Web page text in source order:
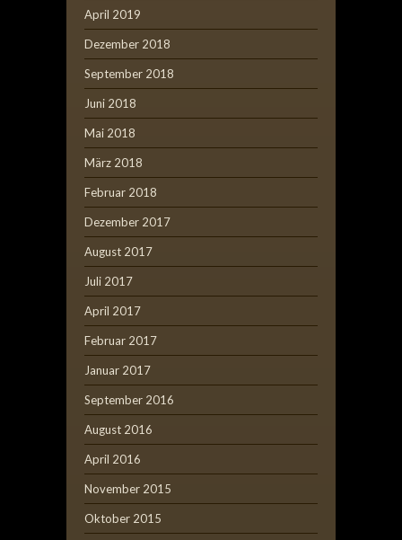
April 2019
Dezember 2018
September 2018
Juni 2018
Mai 2018
März 2018
Februar 2018
Dezember 2017
August 2017
Juli 2017
April 2017
Februar 2017
Januar 2017
September 2016
August 2016
April 2016
November 2015
Oktober 2015